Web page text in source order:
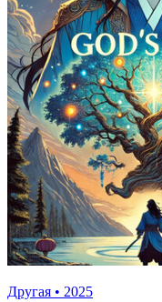
Другая • 2025